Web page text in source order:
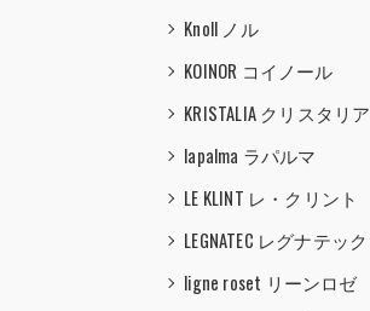
Knoll ノル
KOINOR コイノール
KRISTALIA クリスタリア
lapalma ラパルマ
LE KLINT レ・クリント
LEGNATEC レグナテック
ligne roset リーンロゼ